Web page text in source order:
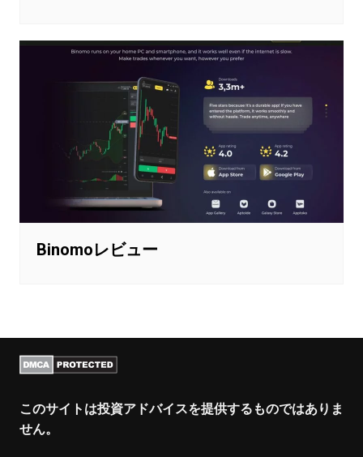
Binomoレビュー
このサイトは投資アドバイスを提供するものではありま
せん。